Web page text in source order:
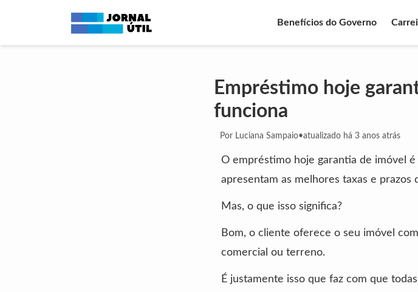
Benefícios do Governo
Empréstimo hoje
funciona
Por Luciana Sampaio•atualizado há 3 anos atrás
O empréstimo hoje garantia de imóvel é
apresentam as melhores taxas e prazos
Mas, o que isso significa?
Bom, o cliente oferece o seu imóvel
comercial ou terreno.
É justamente isso que faz com que